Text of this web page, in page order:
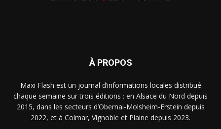
À PROPOS
Maxi Flash est un journal d’informations locales distribué
chaque semaine sur trois éditions : en Alsace du Nord depuis
2015, dans les secteurs d’Obernai-Molsheim-Erstein depuis
2022, et à Colmar, Vignoble et Plaine depuis 2023.